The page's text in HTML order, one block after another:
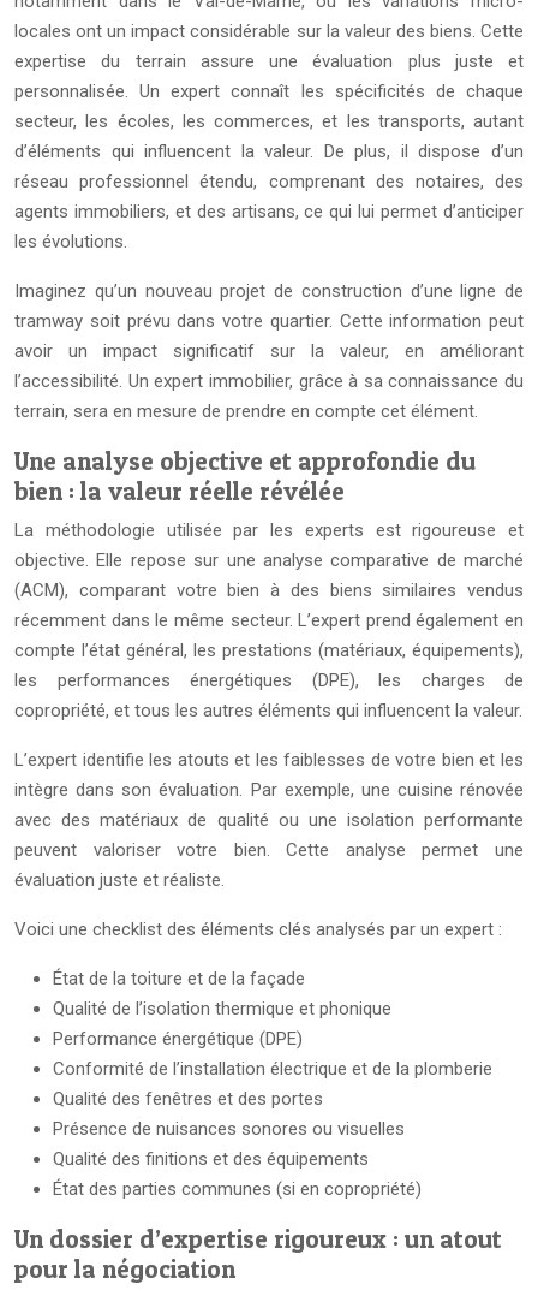
locales ont un impact considérable sur la valeur des biens. Cette
expertise du terrain assure une évaluation plus juste et
personnalisée. Un expert connaît les spécificités de chaque
secteur, les écoles, les commerces, et les transports, autant
d’éléments qui influencent la valeur. De plus, il dispose d’un
réseau professionnel étendu, comprenant des notaires, des
agents immobiliers, et des artisans, ce qui lui permet d’anticiper
les évolutions.
Imaginez qu’un nouveau projet de construction d’une ligne de
tramway soit prévu dans votre quartier. Cette information peut
avoir un impact significatif sur la valeur, en améliorant
l’accessibilité. Un expert immobilier, grâce à sa connaissance du
terrain, sera en mesure de prendre en compte cet élément.
Une analyse objective et approfondie du
bien : la valeur réelle révélée
La méthodologie utilisée par les experts est rigoureuse et
objective. Elle repose sur une analyse comparative de marché
(ACM), comparant votre bien à des biens similaires vendus
récemment dans le même secteur. L’expert prend également en
compte l’état général, les prestations (matériaux, équipements),
les performances énergétiques (DPE), les charges de
copropriété, et tous les autres éléments qui influencent la valeur.
L’expert identifie les atouts et les faiblesses de votre bien et les
intègre dans son évaluation. Par exemple, une cuisine rénovée
avec des matériaux de qualité ou une isolation performante
peuvent valoriser votre bien. Cette analyse permet une
évaluation juste et réaliste.
Voici une checklist des éléments clés analysés par un expert :
État de la toiture et de la façade
Qualité de l’isolation thermique et phonique
Performance énergétique (DPE)
Conformité de l’installation électrique et de la plomberie
Qualité des fenêtres et des portes
Présence de nuisances sonores ou visuelles
Qualité des finitions et des équipements
État des parties communes (si en copropriété)
Un dossier d’expertise rigoureux : un atout
pour la négociation